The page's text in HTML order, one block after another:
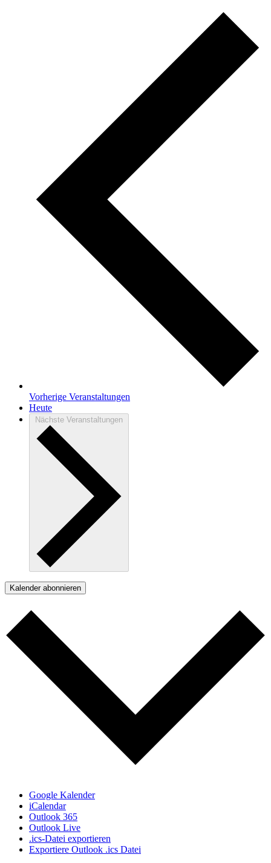
Vorherige Veranstaltungen
Heute
Nächste Veranstaltungen
Kalender abonnieren
Google Kalender
iCalendar
Outlook 365
Outlook Live
.ics-Datei exportieren
Exportiere Outlook .ics Datei